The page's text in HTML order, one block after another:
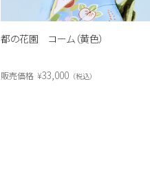
都の花園 コーム（黄色）
販売価格 ¥33,000 税込